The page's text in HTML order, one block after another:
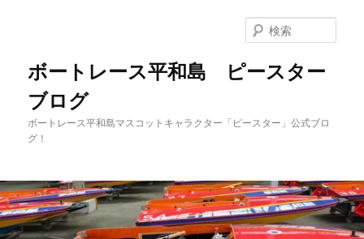
ボートレース平和島 ピースター
ブログ
ボートレース平和島マスコットキャラクター「ピースター」公式ブロ
グ！
索